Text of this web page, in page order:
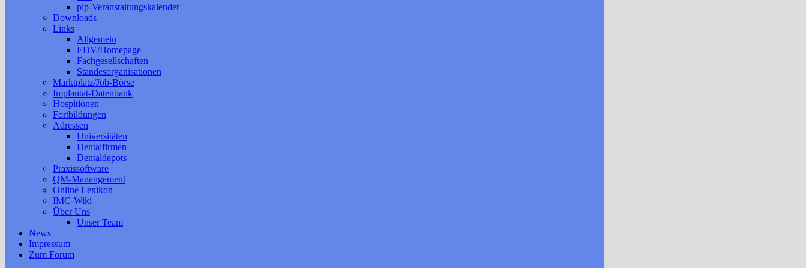
pip-Veranstaltungskalender
Downloads
Links
Allgemein
EDV/Homepage
Fachgesellschaften
Standesorganisationen
Marktplatz/Job-Börse
Implantat-Datenbank
Hospitionen
Fortbildungen
Adressen
Universitäten
Dentalfirmen
Dentaldepots
Praxissoftware
QM-Manangement
Online Lexikon
IMC-Wiki
Über Uns
Unser Team
News
Impressum
Zum Forum